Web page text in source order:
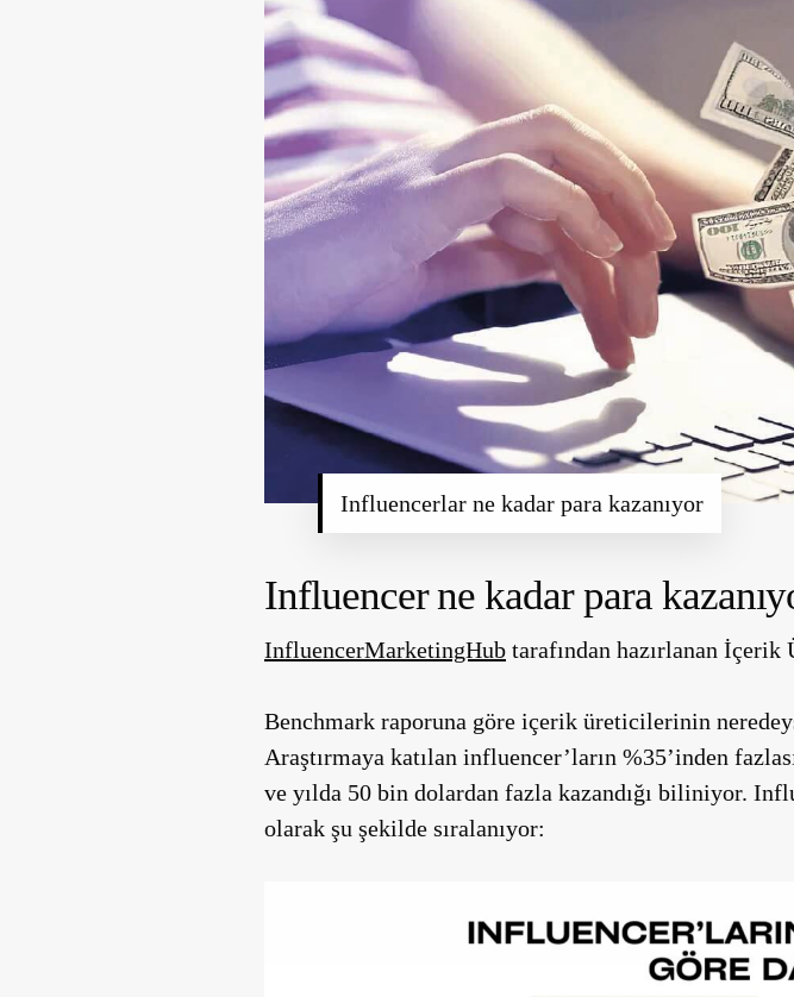
Influencerlar ne kadar para kazanıyor
Influencer ne kadar para
InfluencerMarketingHub tarafından hazırlanan İçerik
Benchmark raporuna göre içerik üreticilerinin
Araştırmaya katılan influencer’ların %35’inden
ve yılda 50 bin dolardan fazla kazandığı biliniyor.
olarak şu şekilde sıralanıyor: